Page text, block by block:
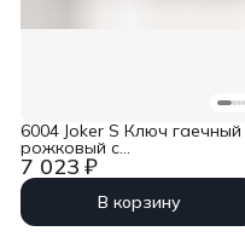
7 023 ₽
6004 Joker S Ключ гаечный
рожковый с
самонастройкой, 10-13 x
154 мм Wera WE-020100
В корзину